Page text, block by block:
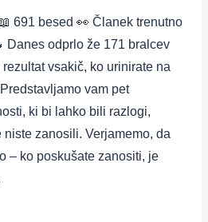
691 besed 👀 Članek trenutno
Danes odprlo že 171 bralcev
vsakič, ko urinirate na
vam pet
ki bi lahko bili razlogi,
niste zanosili. Verjamemo, da
– ko poskušate zanositi, je